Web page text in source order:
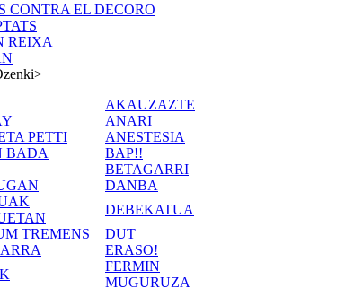
CONTRA EL DECORO
REIXA
>
AKAUZAZTE
ANARI
PETTI
ANESTESIA
BADA
BAP!!
BETAGARRI
DANBA
DEBEKATUA
TREMENS
DUT
ERASO!
FERMIN
MUGURUZA